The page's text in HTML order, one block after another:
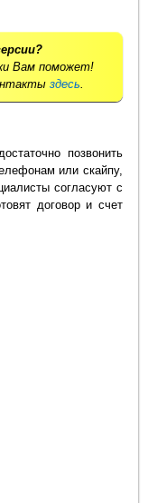
Вам поможет!
здесь
позвонить
или скайпу,
согласуют с
договор и счет